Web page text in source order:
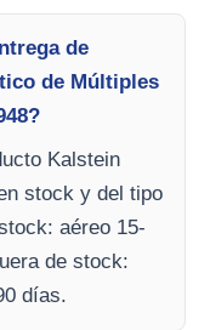
de
de Múltiples
Kalstein
stock y del tipo
aéreo 15-
de stock:
días.